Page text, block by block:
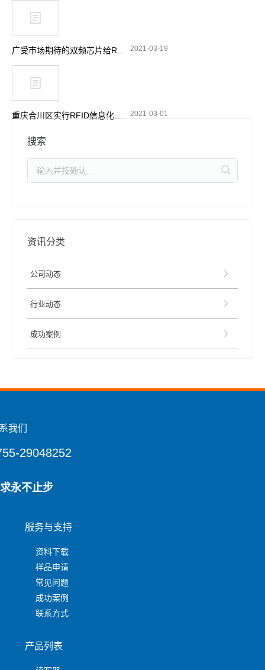
2021-03-19
2021-03-01
搜索
资讯分类
公司动态
行业动态
成功案例
我们
29048252
永不止步
服务与支持
资料下载
样品申请
常见问题
成功案例
联系方式
产品列表